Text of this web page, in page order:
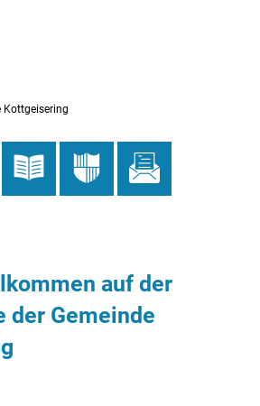
Kottgeisering
auf der
der Gemeinde